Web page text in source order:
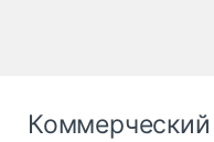
Коммерческий